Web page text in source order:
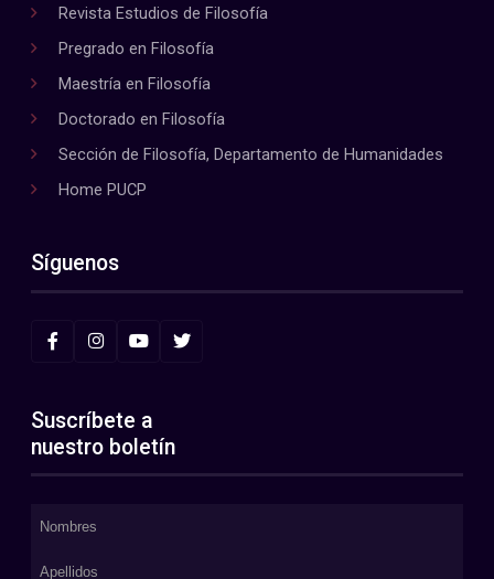
Revista Estudios de Filosofía
Pregrado en Filosofía
Maestría en Filosofía
Doctorado en Filosofía
Sección de Filosofía, Departamento de Humanidades
Home PUCP
Síguenos
Suscríbete a
nuestro boletín